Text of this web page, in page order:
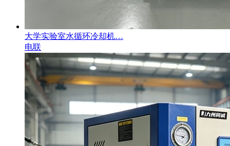
大学实验室水循环冷却机…
电联